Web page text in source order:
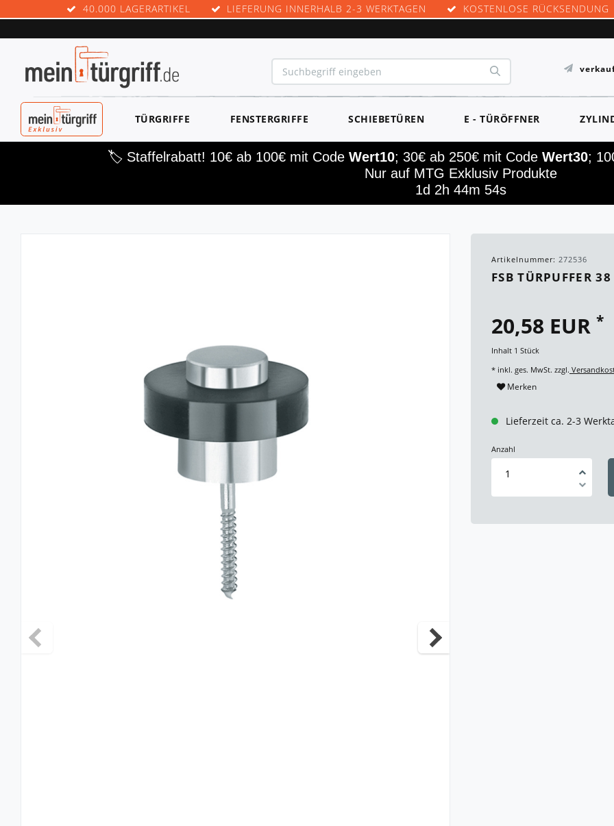
40.000 LAGERARTIKEL LIEFERUNG INNERHALB 2-3 WERKTAGEN KOSTENLOSE RÜCKSENDUNG
MEINTÜRGRIF
F EXKLUSIV
TÜRGRIFFE FENSTERGRIFFE SCHIEBETÜREN E - TÜRÖFFNER
🏷️ Staffelrabatt! 10€ ab 100€ mit Code Wert10; 30€ ab 250€ mit Code Wert30;
Nur auf MTG Exklusiv Produkte
1d 2h 44m 54s
Artikelnummer: 272536
FSB TÜRPUFFER
20,58 EUR *
Inhalt 1 Stück
* inkl. ges. MwSt. zzgl.
Merken
Lieferzeit ca. 2-3
Anzahl